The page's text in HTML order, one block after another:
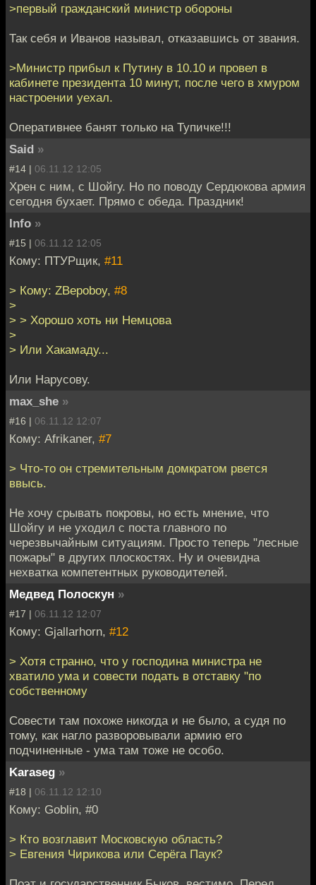
>первый гражданский министр обороны
Так себя и Иванов называл, отказавшись от звания.
>Министр прибыл к Путину в 10.10 и провел в
кабинете президента 10 минут, после чего в хмуром
настроении уехал.
Оперативнее банят только на Тупичке!!!
Said »
#14 | 06.11.12 12:05
Хрен с ним, с Шойгу. Но по поводу Сердюкова армия
сегодня бухает. Прямо с обеда. Праздник!
Info »
#15 | 06.11.12 12:05
Кому: ПТУРщик, #11
> Кому: ZBepoboy, #8
>
> > Хорошо хоть ни Немцова
>
> Или Хакамаду...
Или Нарусову.
max_she »
#16 | 06.11.12 12:07
Кому: Afrikaner, #7
> Что-то он стремительным домкратом рвется
ввысь.
Не хочу срывать покровы, но есть мнение, что
Шойгу и не уходил с поста главного по
черезвычайным ситуациям. Просто теперь "лесные
пожары" в других плоскостях. Ну и очевидна
нехватка компетентных руководителей.
Медвед Полоскун »
#17 | 06.11.12 12:07
Кому: Gjallarhorn, #12
> Хотя странно, что у господина министра не
хватило ума и совести подать в отставку "по
собственному
Совести там похоже никогда и не было, а судя по
тому, как нагло разворовывали армию его
подчиненные - ума там тоже не особо.
Karaseg »
#18 | 06.11.12 12:10
Кому: Goblin, #0
> Кто возглавит Московскую область?
> Евгения Чирикова или Серёга Паук?